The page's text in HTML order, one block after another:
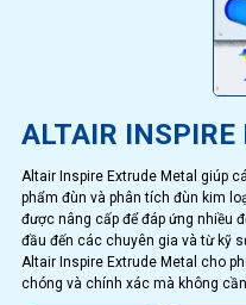
ALTAIR INSPIRE
Altair Inspire Extrude Metal giúp
phẩm đùn và phân tích đùn kim
được nâng cấp để đáp ứng nhiều
đầu đến các chuyên gia và từ kỹ
Altair Inspire Extrude Metal cho
chóng và chính xác mà không